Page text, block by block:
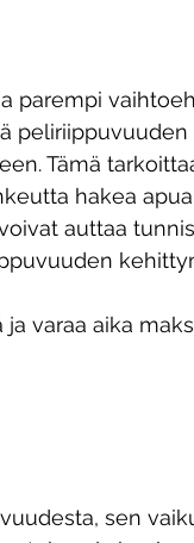
parempi
Tämä
hakea
auttaa
varaa aika
sen